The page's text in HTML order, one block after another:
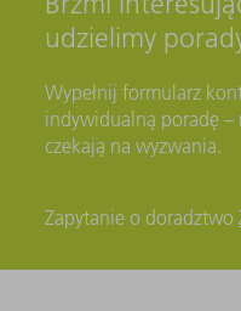
udzielimy
Wypełnij formularz
indywidualną poradę –
czekają na wyzwania.
Zapytanie o doradztwo